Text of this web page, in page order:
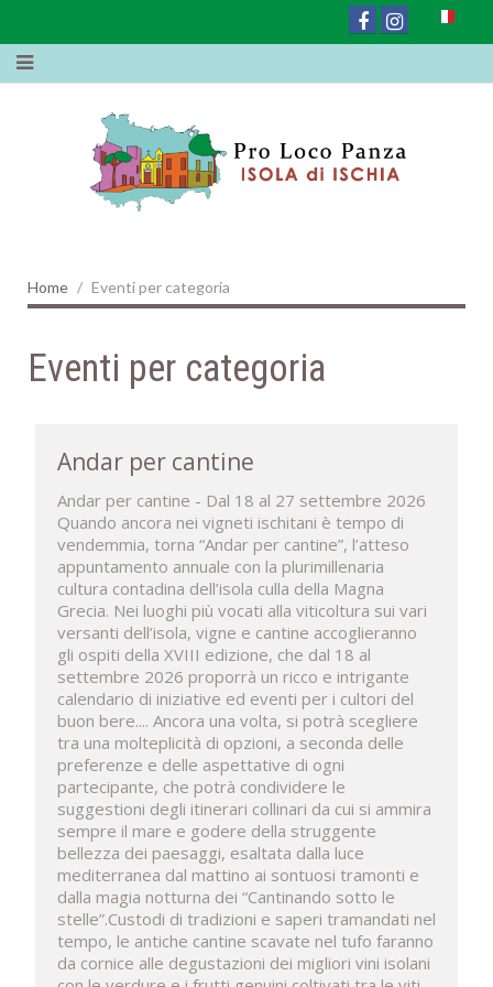
Home Eventi per categoria
Eventi per categoria
Andar per cantine
Andar per cantine - Dal 18 al 27 settembre 2026
Quando ancora nei vigneti ischitani è tempo di
vendemmia, torna “Andar per cantine”, l’atteso
appuntamento annuale con la plurimillenaria
cultura contadina dell’isola culla della Magna
Grecia. Nei luoghi più vocati alla viticoltura sui vari
versanti dell’isola, vigne e cantine accoglieranno
gli ospiti della XVIII edizione, che dal 18 al
settembre 2026 proporrà un ricco e intrigante
calendario di iniziative ed eventi per i cultori del
buon bere.... Ancora una volta, si potrà scegliere
tra una molteplicità di opzioni, a seconda delle
preferenze e delle aspettative di ogni
partecipante, che potrà condividere le
suggestioni degli itinerari collinari da cui si ammira
sempre il mare e godere della struggente
bellezza dei paesaggi, esaltata dalla luce
mediterranea dal mattino ai sontuosi tramonti e
dalla magia notturna dei “Cantinando sotto le
stelle”.Custodi di tradizioni e saperi tramandati nel
tempo, le antiche cantine scavate nel tufo faranno
da cornice alle degustazioni dei migliori vini isolani